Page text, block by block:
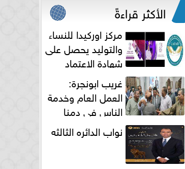
الأكثر قراءةً
مركز اوركيدا للنساء
والتوليد يحصل على
شهادة الاعتماد
الكامل
غريب ابونجرة:
العمل العام وخدمة
الناس فى دمنا
نواب الدائره الثالثه